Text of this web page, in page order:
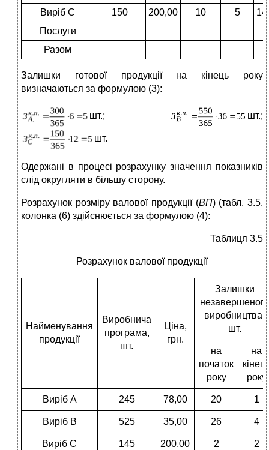
Виріб С
150 200,00 10 5
Послуги
Разом
Залишки готової продукції на кінець року
визначаються за формулою (3):
шт.; шт.;
шт.
Одержані в процесі розрахунку значення показників
слід округляти в більшу сторону.
Розрахунок розміру валової продукції (ВП) (табл. 3.5.
колонка (6) здійснюється за формулою (4):
Таблиця 3.5
Розрахунок валової продукції
Найменування
продукції
Виробнича
програма,
шт.
Ціна,
грн.
Залишки
незавершеного
виробництва,
шт.
на
початок
року
на
року
Виріб А 245 78,00 20 1
Виріб В 525 35,00 26 4
Виріб С 145 200,00 2 2